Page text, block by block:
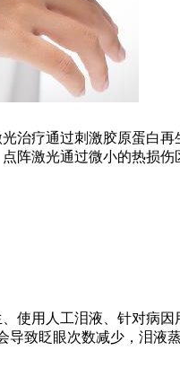
治疗通过刺激胶原蛋白
阵激光通过微小的热损
使用人工泪液、针对病
致眨眼次数减少，泪